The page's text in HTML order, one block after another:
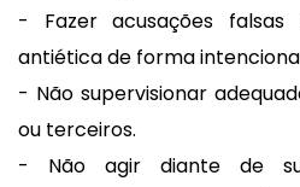
- Fazer acusações
antiética de forma
- Não supervisionar
ou terceiros.
- Não agir diante de